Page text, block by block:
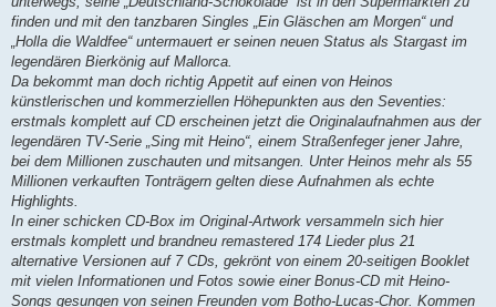
finden und mit den tanzbaren Singles „Ein Gläschen am Morgen“ und
„Holla die Waldfee“ untermauert er seinen neuen Status als Stargast im
legendären Bierkönig auf Mallorca.
Da bekommt man doch richtig Appetit auf einen von Heinos
künstlerischen und kommerziellen Höhepunkten aus den Seventies:
erstmals komplett auf CD erscheinen jetzt die Originalaufnahmen aus der
legendären TV-Serie „Sing mit Heino“, einem Straßenfeger jener Jahre,
bei dem Millionen zuschauten und mitsangen. Unter Heinos mehr als 55
Millionen verkauften Tonträgern gelten diese Aufnahmen als echte
Highlights.
In einer schicken CD-Box im Original-Artwork versammeln sich hier
erstmals komplett und brandneu remastered 174 Lieder plus 21
alternative Versionen auf 7 CDs, gekrönt von einem 20-seitigen Booklet
mit vielen Informationen und Fotos sowie einer Bonus-CD mit Heino-
Songs gesungen von seinen Freunden vom Botho-Lucas-Chor. Kommen